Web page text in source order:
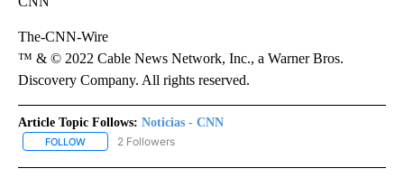
The-CNN-Wire
™ & © 2022 Cable News Network, Inc., a Warner Bros.
Discovery Company. All rights reserved.
Article Topic Follows: Noticias - CNN
FOLLOW FOLLOW "NOTICIAS - CNN" TO RECEIVE NOTIFICATIONS ABOUT
2 Followers